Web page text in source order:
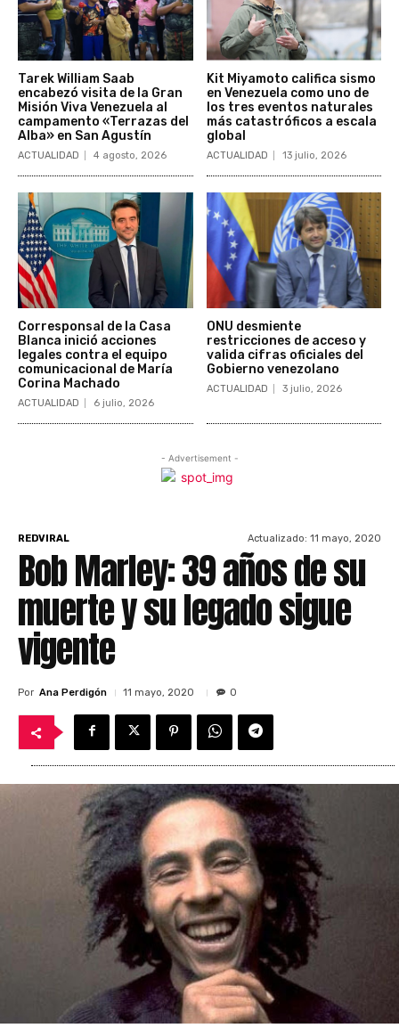
Tarek William Saab
encabezó visita de la Gran
Misión Viva Venezuela al
campamento «Terrazas del
Alba» en San Agustín
ACTUALIDAD 4 agosto, 2026
Kit Miyamoto califica sismo
en Venezuela como uno de
los tres eventos naturales
más catastróficos a escala
global
ACTUALIDAD 13 julio, 2026
Corresponsal de la Casa
Blanca inició acciones
legales contra el equipo
comunicacional de María
Corina Machado
ACTUALIDAD 6 julio, 2026
ONU desmiente
restricciones de acceso y
valida cifras oficiales del
Gobierno venezolano
ACTUALIDAD 3 julio, 2026
- Advertisement -